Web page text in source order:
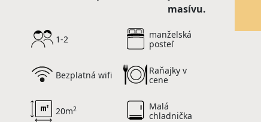
masívu.
1-2
manželská
posteľ
Bezplatná wifi
Raňajky v
cene
20m2
Malá
chladnička